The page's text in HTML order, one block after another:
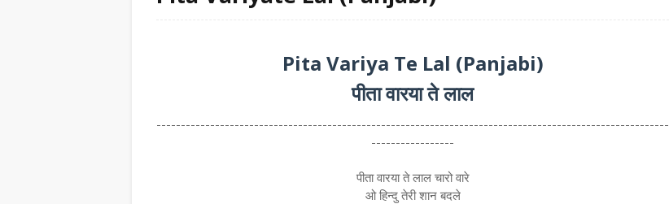
Pita Variya Te Lal (Panjabi)
पीता वारया ते लाल
---------------------------------------------------------------------------------------------------------
-----------------
पीता वारया ते लाल चारो वारे
ओ हिन्दु तेरी शान बदले